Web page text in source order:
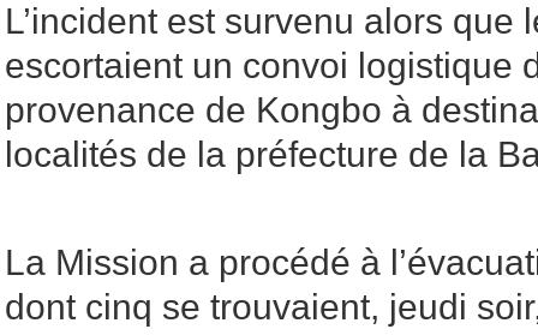
L’incident est survenu alors que
escortaient un convoi logistique
provenance de Kongbo à
localités de la préfecture de la
La Mission a procédé à
dont cinq se trouvaient, jeudi